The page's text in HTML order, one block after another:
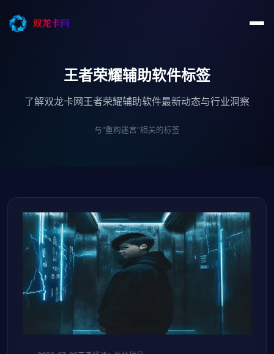
王者荣耀辅助软件标签
了解双龙卡网王者荣耀辅助软件最新动态与行业洞察
与"重构迷宫"相关的标签